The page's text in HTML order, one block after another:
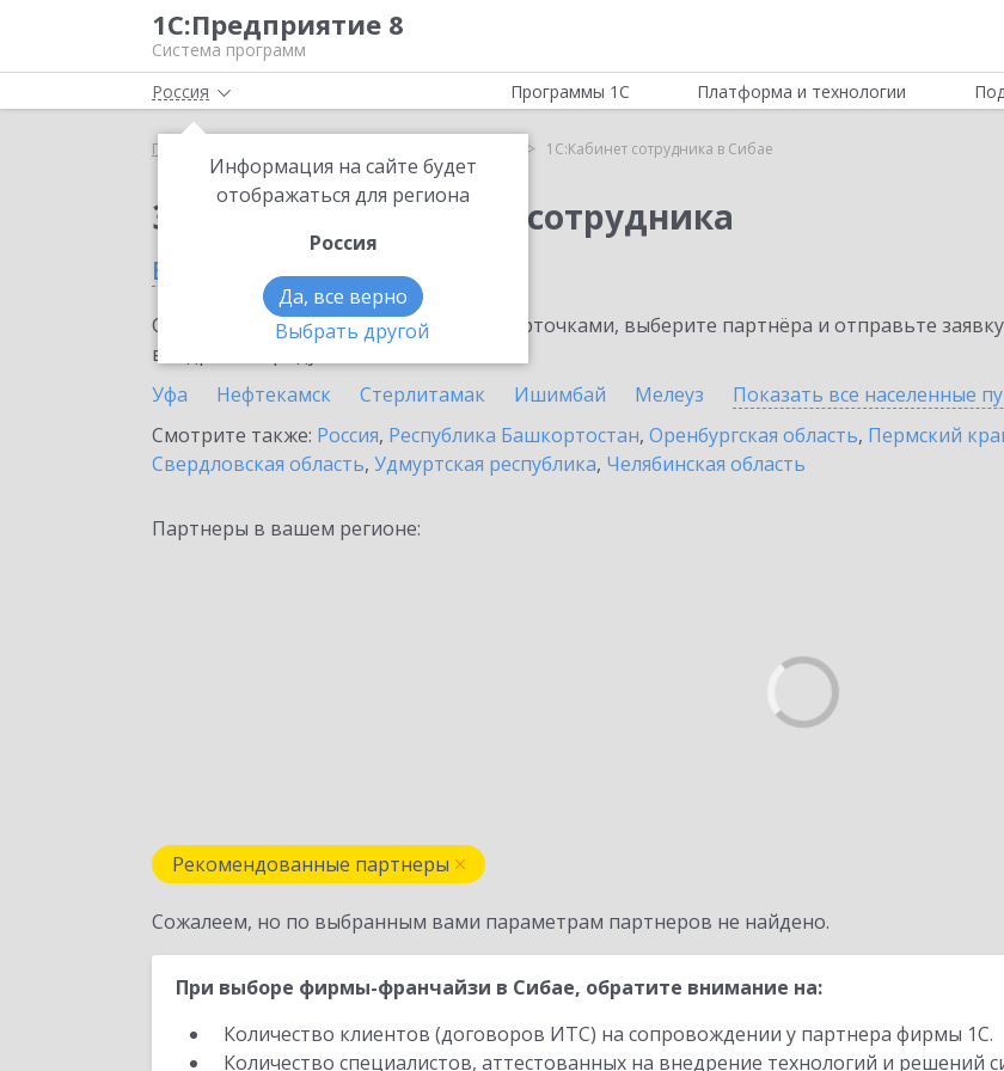
1С:Предприятие 8
Система программ
Россия
Информация на сайте будет
отображаться для региона
Россия
Да, все верно
Выбрать другой
Программы 1С Платформа и технологии
Главная 1С:Кабинет сотрудника в Сибае
Заказать 1С:Кабинет сотрудника
в Сибае
Ознакомьтесь с информационными карточками, выберите партнёра и отправьте
внедрение продукта.
Уфа
Нефтекамск Стерлитамак Ишимбай Мелеуз Показать все населенные
Смотрите также: Россия, Республика Башкортостан, Оренбургская область, Пермский
Свердловская область, Удмуртская республика, Челябинская область
Партнеры в вашем регионе:
Рекомендованные партнеры
Сожалеем, но по выбранным вами параметрам партнеров не найдено.
При выборе фирмы-франчайзи в Сибае, обратите внимание на:
Количество клиентов (договоров ИТС) на сопровождении у партнера фирмы 1С.
Количество специалистов, аттестованных на внедрение технологий и решений